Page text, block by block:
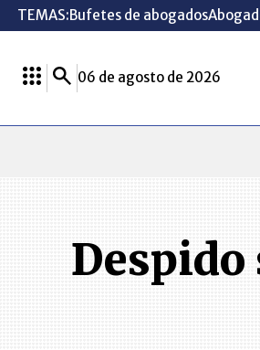
TEMAS:Bufetes de abogados
06 de agosto de 2026
Despido